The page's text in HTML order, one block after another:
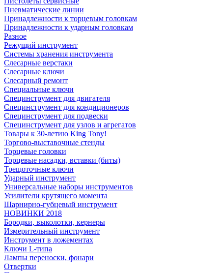
Пневматические линии
Принадлежности к торцевым головкам
Принадлежности к ударным головкам
Разное
Режущий инструмент
Системы хранения инструмента
Слесарные верстаки
Слесарные ключи
Слесарный ремонт
Специальные ключи
Специнструмент для двигателя
Специнструмент для кондиционеров
Специнструмент для подвески
Специнструмент для узлов и агрегатов
Товары к 30-летию King Tony!
Торгово-выставочные стенды
Торцевые головки
Торцевые насадки, вставки (биты)
Трещоточные ключи
Ударный инструмент
Универсальные наборы инструментов
Усилители крутящего момента
Шарнирно-губцевый инструмент
НОВИНКИ 2018
Бородки, выколотки, кернеры
Измерительный инструмент
Инструмент в ложементах
Ключи L-типа
Лампы переноски, фонари
Отвертки